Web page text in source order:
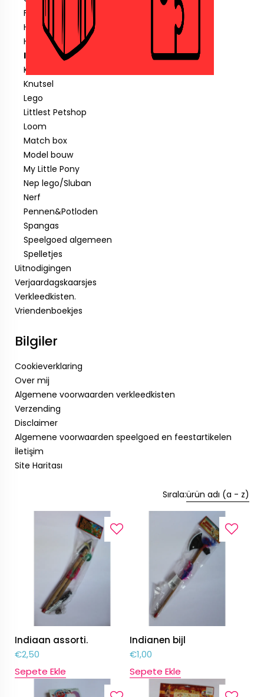
Fisher price
Hotwheels
Hout speelgoed
Indiaan
Klein speelgoed tot € 1,00
Knutsel
Lego
Littlest Petshop
Loom
Match box
Model bouw
My Little Pony
Nep lego/Sluban
Nerf
Pennen&Potloden
Spangas
Speelgoed algemeen
Spelletjes
Uitnodigingen
Verjaardagskaarsjes
Verkleedkisten.
Vriendenboekjes
Bilgiler
Cookieverklaring
Over mij
Algemene voorwaarden verkleedkisten
Verzending
Disclaimer
Algemene voorwaarden speelgoed en feestartikelen
İletişim
Site Haritası
Sırala:ürün adı (a - z)
Indiaan assorti.
€2,50
Sepete Ekle
Indianen bijl
€1,00
Sepete Ekle